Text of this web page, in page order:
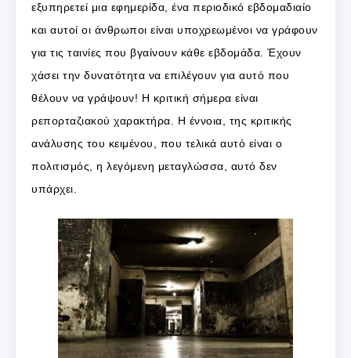
εξυπηρετεί μια εφημερίδα, ένα περιοδικό εβδομαδιαίο
και αυτοί οι άνθρωποι είναι υποχρεωμένοι να γράφουν
για τις ταινίες που βγαίνουν κάθε εβδομάδα. Έχουν
χάσει την δυνατότητα να επιλέγουν για αυτό που
θέλουν να γράψουν! Η κριτική σήμερα είναι
ρεπορταζιακού χαρακτήρα. Η έννοια, της κριτικής
ανάλυσης του κειμένου, που τελικά αυτό είναι ο
πολιτισμός, η λεγόμενη μεταγλώσσα, αυτό δεν
υπάρχει.